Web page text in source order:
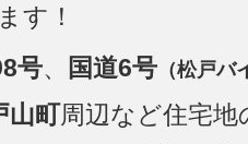
す！
号、 国道6号 （松戸バ
山町周辺など住宅